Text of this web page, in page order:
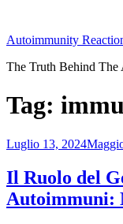
contenuto
Autoimmunity
The Truth Behind The
Tag:
Pubblicato
Luglio 13, 2024
Il Ruolo del
Autoimmuni: